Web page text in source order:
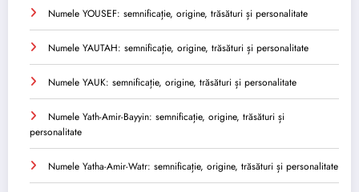
Numele YOUSEF: semnificație, origine, trăsături și personalitate
Numele YAUTAH: semnificație, origine, trăsături și personalitate
Numele YAUK: semnificație, origine, trăsături și personalitate
Numele Yath-Amir-Bayyin: semnificație, origine, trăsături și
personalitate
Numele Yatha-Amir-Watr: semnificație, origine, trăsături și personalitate